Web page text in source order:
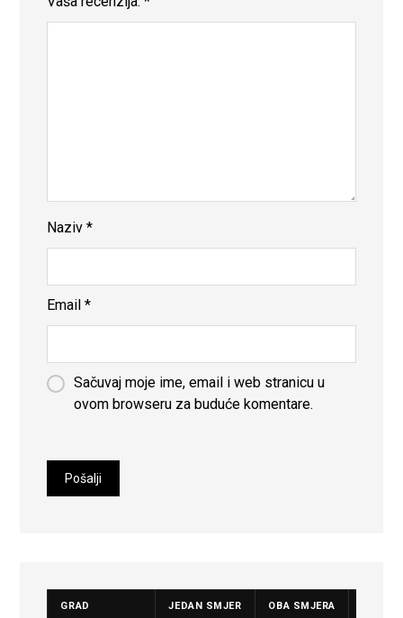
Naziv*
Email*
Sačuvaj moje ime, email i web stranicu u
ovom browseru za buduće komentare.
GRAD JEDAN SMJER OBA SMJERA